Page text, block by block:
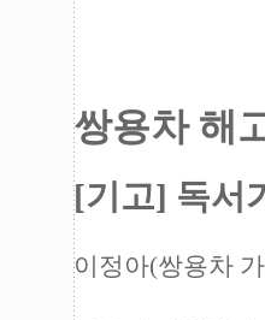
쌍용차 해
[기고] 독서
이정아(쌍용차